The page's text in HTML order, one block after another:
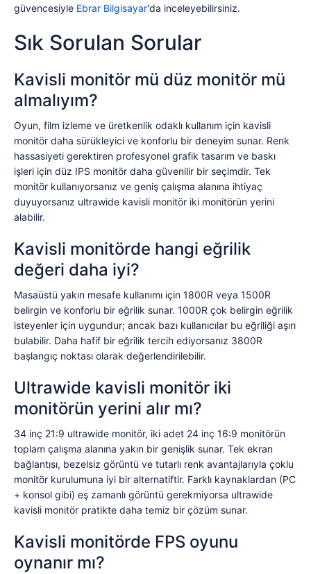
güvencesiyle Ebrar Bilgisayar'da inceleyebilirsiniz.
Sık Sorulan Sorular
Kavisli monitör mü düz monitör mü
almalıyım?
Oyun, film izleme ve üretkenlik odaklı kullanım için kavisli
monitör daha sürükleyici ve konforlu bir deneyim sunar. Renk
hassasiyeti gerektiren profesyonel grafik tasarım ve baskı
işleri için düz IPS monitör daha güvenilir bir seçimdir. Tek
monitör kullanıyorsanız ve geniş çalışma alanına ihtiyaç
duyuyorsanız ultrawide kavisli monitör iki monitörün yerini
alabilir.
Kavisli monitörde hangi eğrilik
değeri daha iyi?
Masaüstü yakın mesafe kullanımı için 1800R veya 1500R
belirgin ve konforlu bir eğrilik sunar. 1000R çok belirgin eğrilik
isteyenler için uygundur; ancak bazı kullanıcılar bu eğriliği aşırı
bulabilir. Daha hafif bir eğrilik tercih ediyorsanız 3800R
başlangıç noktası olarak değerlendirilebilir.
Ultrawide kavisli monitör iki
monitörün yerini alır mı?
34 inç 21:9 ultrawide monitör, iki adet 24 inç 16:9 monitörün
toplam çalışma alanına yakın bir genişlik sunar. Tek ekran
bağlantısı, bezelsiz görüntü ve tutarlı renk avantajlarıyla çoklu
monitör kurulumuna iyi bir alternatiftir. Farklı kaynaklardan (PC
+ konsol gibi) eş zamanlı görüntü gerekmiyorsa ultrawide
kavisli monitör pratikte daha temiz bir çözüm sunar.
Kavisli monitörde FPS oyunu
oynanır mı?